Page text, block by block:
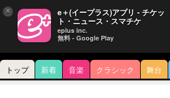
トップ 新着 音楽 クラシック 舞台
× e＋(イープラス)アプリ - チケッ
ト・ニュース・スマチケ
eplus inc.
無料 - Google Play